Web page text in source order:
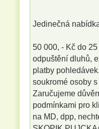
Jedinečná
50 000, - Kč do
odpuštění dluhů,
platby
soukromé osoby
Zaručujeme
podmínkami pro
na MD, dpp,